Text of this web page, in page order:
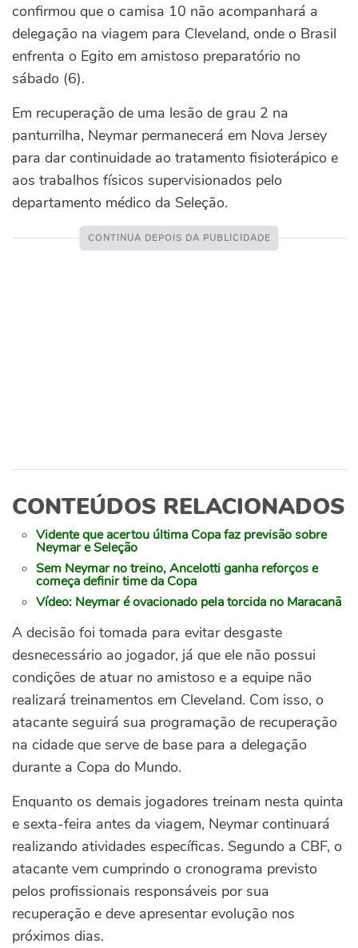
confirmou que o camisa 10 não acompanhará a
delegação na viagem para Cleveland, onde o Brasil
enfrenta o Egito em amistoso preparatório no
sábado (6).
Em recuperação de uma lesão de grau 2 na
panturrilha, Neymar permanecerá em Nova Jersey
para dar continuidade ao tratamento fisioterápico e
aos trabalhos físicos supervisionados pelo
departamento médico da Seleção.
CONTEÚDOS RELACIONADOS
Vidente que acertou última Copa faz previsão sobre
Neymar e Seleção
Sem Neymar no treino, Ancelotti ganha reforços e
começa definir time da Copa
Vídeo: Neymar é ovacionado pela torcida no Maracanã
A decisão foi tomada para evitar desgaste
desnecessário ao jogador, já que ele não possui
condições de atuar no amistoso e a equipe não
realizará treinamentos em Cleveland. Com isso, o
atacante seguirá sua programação de recuperação
na cidade que serve de base para a delegação
durante a Copa do Mundo.
Enquanto os demais jogadores treinam nesta quinta
e sexta-feira antes da viagem, Neymar continuará
realizando atividades específicas. Segundo a CBF, o
atacante vem cumprindo o cronograma previsto
pelos profissionais responsáveis por sua
recuperação e deve apresentar evolução nos
próximos dias.